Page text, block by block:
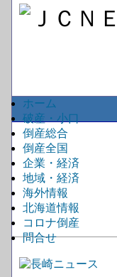
ホーム
破産・小口
倒産総合
倒産全国
企業・経済
地域・経済
海外情報
北海道情報
コロナ倒産
問合せ